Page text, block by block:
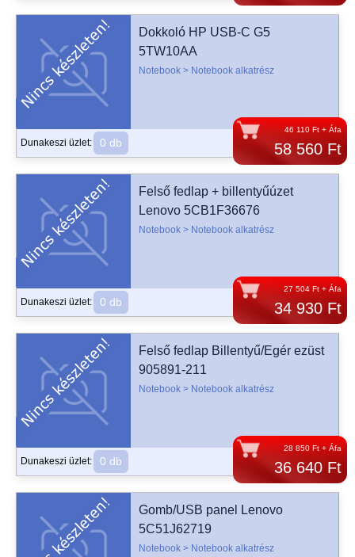
46 110 Ft + Áfa
58 560 Ft
Dokkoló HP USB-C G5
5TW10AA
Notebook > Notebook alkatrész
Dunakeszi üzlet: 0 db
27 504 Ft + Áfa
34 930 Ft
Felső fedlap + billentyűúzet
Lenovo 5CB1F36676
Notebook > Notebook alkatrész
Dunakeszi üzlet: 0 db
28 850 Ft + Áfa
36 640 Ft
Felső fedlap Billentyű/Egér ezüst
905891-211
Notebook > Notebook alkatrész
Dunakeszi üzlet: 0 db
Gomb/USB panel Lenovo
5C51J62719
Notebook > Notebook alkatrész